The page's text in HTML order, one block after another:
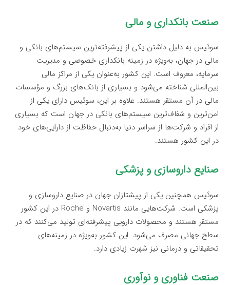
صنعت بانکداری و مالی
سوئیس به دلیل داشتن یکی از پیشرفته‌ترین سیستم‌های بانکی و
مالی در جهان، به‌ویژه در زمینه بانکداری خصوصی و مدیریت
سرمایه، معروف است. این کشور به‌عنوان یکی از مراکز مالی
بین‌المللی شناخته می‌شود و بسیاری از بانک‌های بزرگ و مؤسسات
مالی در آن مستقر هستند. علاوه بر این، سوئیس دارای یکی از
امن‌ترین و شفاف‌ترین سیستم‌های بانکی در جهان است که بسیاری
از افراد و شرکت‌ها از سراسر دنیا به‌دنبال حفاظت از دارایی‌های خود
در این کشور هستند.
صنایع داروسازی و پزشکی
سوئیس همچنین یکی از پیشتازان جهان در صنایع داروسازی و
پزشکی است. شرکت‌هایی مانند Novartis و Roche در این کشور
مستقر هستند و محصولات دارویی پیشرفته‌ای تولید می‌کنند که در
سطح جهانی مصرف می‌شود. این کشور به‌ویژه در زمینه‌های
تحقیقاتی و درمانی نیز شهرت زیادی دارد.
صنعت فناوری و نوآوری